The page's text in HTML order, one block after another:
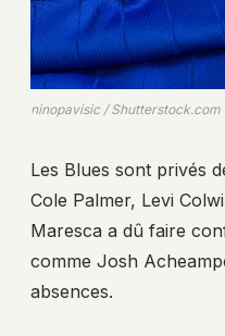
ninopavisic / Shutterstock.com
Les Blues sont privés
Cole Palmer, Levi
Maresca a dû faire
comme Josh
absences.